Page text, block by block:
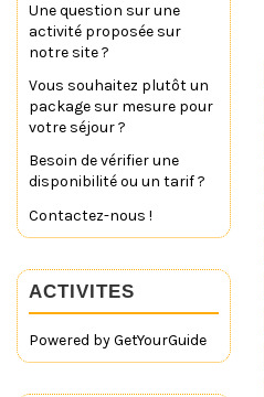
Une question sur une
activité proposée sur
notre site ?
Vous souhaitez plutôt un
package sur mesure pour
votre séjour ?
Besoin de vérifier une
disponibilité ou un tarif ?
Contactez-nous !
ACTIVITES
Powered byGetYourGuide